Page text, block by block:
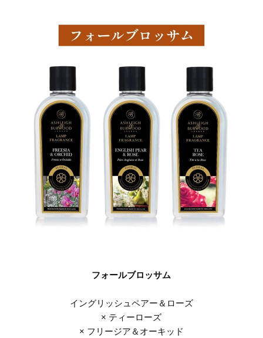
フォールブロッサム
イングリッシュペアー＆ローズ
× ティーローズ
× フリージア＆オーキッド